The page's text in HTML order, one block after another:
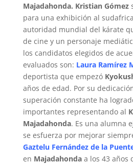
Majadahonda. Kristian Gómez
para una exhibición al
autoridad mundial del kárate
de cine y un personaje
los candidatos elegidos de
evaluados son: Laura Ramírez
deportista que empezó
años de edad. Por su
superación constante ha
importantes representando al
Majadahonda. Es una alumna
se esfuerza por mejorar
Gaztelu Fernández de la
en Majadahondaa los 43 años